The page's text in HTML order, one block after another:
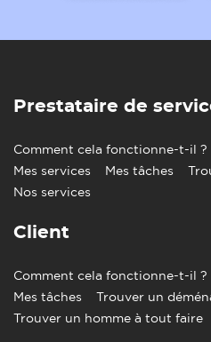
Prestataire de
Comment cela fonctionne-t-il ?
Mes services
Mes tâches
Nos services
Client
Comment cela fonctionne-t-il ?
Mes tâches
Trouver un
Trouver un homme à tout faire